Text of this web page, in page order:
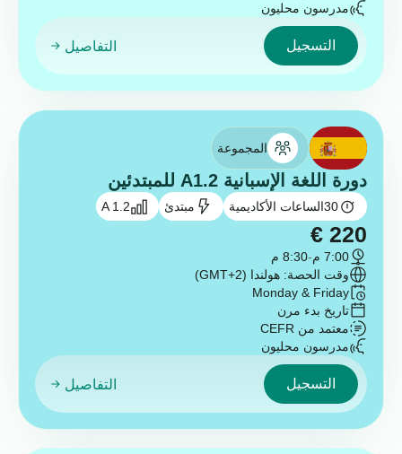
مدرسون محليون
التسجيل التفاصيل
المجموعة
دورة اللغة الإسبانية A1.2 للمبتدئين
30الساعات الأكاديمية مبتدئ A 1.2
€ 220
7:00 م -8:30 م
وقت الحصة: هولندا (GMT+2)
Monday & Friday
تاريخ بدء مرن
معتمد من CEFR
مدرسون محليون
التسجيل التفاصيل